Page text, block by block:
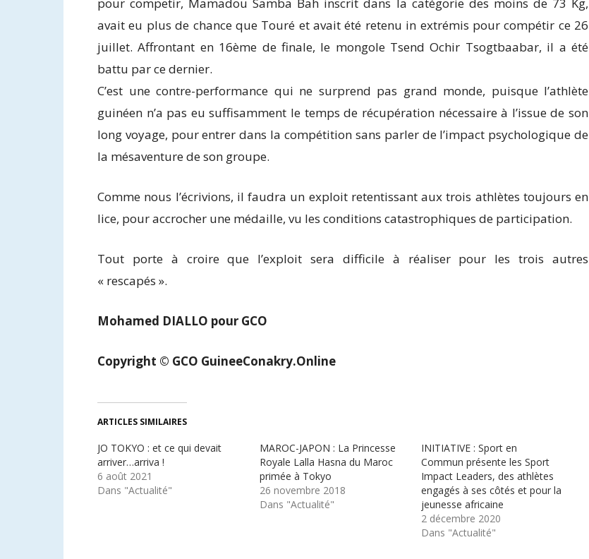
avait eu plus de chance que Touré et avait été retenu in extrémis pour compétir ce 26
juillet. Affrontant en 16ème de finale, le mongole Tsend Ochir Tsogtbaabar, il a été
battu par ce dernier.
C’est une contre-performance qui ne surprend pas grand monde, puisque l’athlète
guinéen n’a pas eu suffisamment le temps de récupération nécessaire à l’issue de son
long voyage, pour entrer dans la compétition sans parler de l’impact psychologique de
la mésaventure de son groupe.
Comme nous l’écrivions, il faudra un exploit retentissant aux trois athlètes toujours en
lice, pour accrocher une médaille, vu les conditions catastrophiques de participation.
Tout porte à croire que l’exploit sera difficile à réaliser pour les trois autres
« rescapés ».
Mohamed DIALLO pour GCO
Copyright © GCO GuineeConakry.Online
ARTICLES SIMILAIRES
JO TOKYO : et ce qui devait
arriver…arriva !
6 août 2021
Dans "Actualité"
MAROC-JAPON : La Princesse
Royale Lalla Hasna du Maroc
primée à Tokyo
26 novembre 2018
Dans "Actualité"
INITIATIVE : Sport en
Commun présente les Sport
Impact Leaders, des athlètes
engagés à ses côtés et pour la
jeunesse africaine
2 décembre 2020
Dans "Actualité"